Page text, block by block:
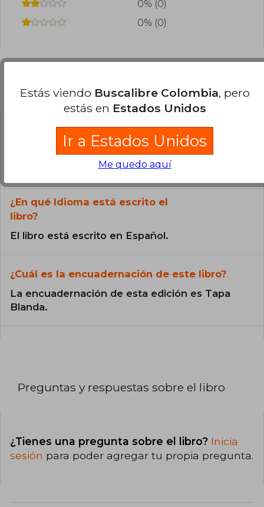
0% (0)
0% (0)
Preguntas frecuentes sobre el libro
¿El libro es original?
Todos los libros de nuestro
catálogo son Originales.
¿En qué Idioma está escrito el
libro?
El libro está escrito en Español.
¿Cuál es la encuadernación de este libro?
La encuadernación de esta edición es Tapa
Blanda.
Preguntas y respuestas sobre el libro
¿Tienes una pregunta sobre el libro? Inicia
sesión para poder agregar tu propia pregunta.
Estás viendo Buscalibre Colombia, pero
estás en Estados Unidos
Ir a Estados Unidos
Me quedo aquí